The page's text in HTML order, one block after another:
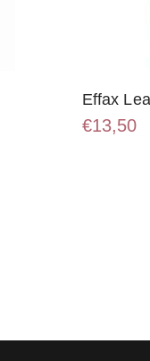
Effax
€13,50